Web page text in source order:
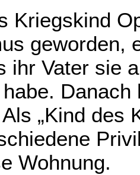
Kriegskind
geworden,
ihr Vater sie
„Kind des
Wohnung.